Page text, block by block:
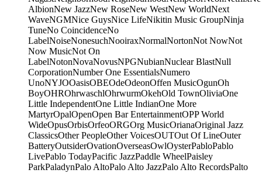
AlbionNew JazzNew RoseNew WestNew WorldNext
WaveNGMNice GuysNice LifeNikitin Music GroupNinja
TuneNo CoincidenceNo
LabelNoiseNonesuchNooiraxNormalNortonNot NowNot
Now MusicNot On
LabelNotonNovaNovusNPGNubianNuclear BlastNull
CorporationNumber One EssentialsNumero
UnoNYJOOasisOBEOdeOdeonOffen MusicOgunOh
BoyOHROhrwaschlOhrwurmOkehOld TownOliviaOne
Little IndependentOne Little IndianOne More
MartyrOpalOpenOpen Bar EntertainmentOPP World
WideOpusOrbisOrfeoORGOrg MusicOrianaOriginal Jazz
ClassicsOther PeopleOther VoicesOUTOut Of LineOuter
BatteryOutsiderOvationOverseasOwlOysterPabloPablo
LivePablo TodayPacific JazzPaddle WheelPaisley
ParkPaladynPalo AltoPalo Alto JazzPalo Alto RecordsPalto